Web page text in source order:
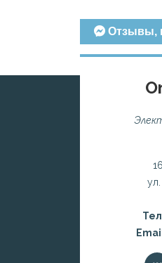
Отзывы,